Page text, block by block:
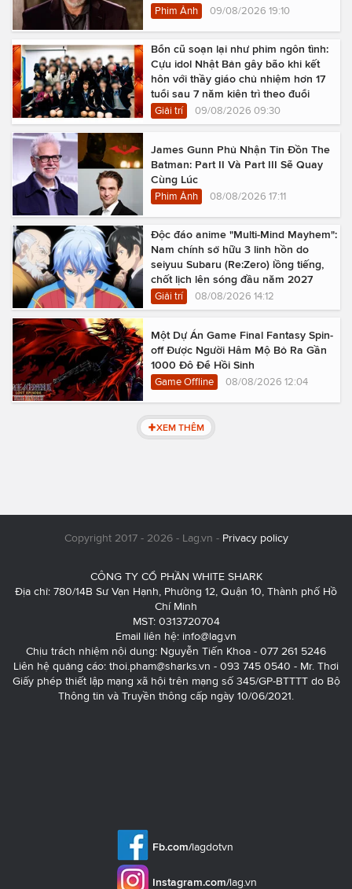
Phim Ảnh 09/08/2026 19:10
Bổn cũ soạn lại như phim ngôn tình:
Cựu idol Nhật Bản gây bão khi kết
hôn với thầy giáo chủ nhiệm hơn 17
tuổi sau 7 năm kiên trì theo đuổi
Giải trí 09/08/2026 09:30
James Gunn Phủ Nhận Tin Đồn The
Batman: Part II Và Part III Sẽ Quay
Cùng Lúc
Phim Ảnh 08/08/2026 17:11
Độc đáo anime "Multi-Mind Mayhem":
Nam chính sở hữu 3 linh hồn do
seiyuu Subaru (Re:Zero) lồng tiếng,
chốt lịch lên sóng đầu năm 2027
Giải trí 08/08/2026 14:12
Một Dự Án Game Final Fantasy Spin-
off Được Người Hâm Mộ Bỏ Ra Gần
1000 Đô Để Hồi Sinh
Game Offline 08/08/2026 12:04
XEM THÊM
Copyright 2017 - 2026 - Lag.vn - Privacy policy
CÔNG TY CỔ PHẦN WHITE SHARK
Địa chỉ: 780/14B Sư Vạn Hạnh, Phường 12, Quận 10, Thành phố Hồ
Chí Minh
MST: 0313720704
Email liên hệ: info@lag.vn
Chịu trách nhiệm nội dung: Nguyễn Tiến Khoa - 077 261 5246
Liên hệ quảng cáo: thoi.pham@sharks.vn - 093 745 0540 - Mr. Thơi
Giấy phép thiết lập mạng xã hội trên mạng số 345/GP-BTTTT do Bộ
Thông tin và Truyền thông cấp ngày 10/06/2021.
Fb.com/lagdotvn
Instagram.com/lag.vn